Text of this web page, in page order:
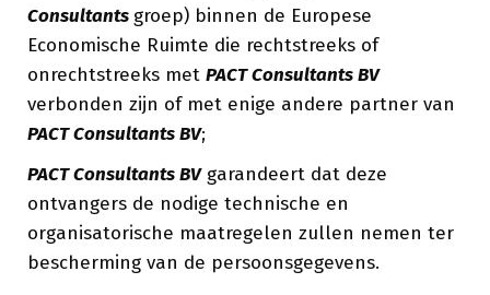
Consultants groep) binnen de Europese
Economische Ruimte die rechtstreeks of
onrechtstreeks met PACT Consultants BV
verbonden zijn of met enige andere partner van
PACT Consultants BV;
PACT Consultants BVgarandeert dat deze
ontvangers de nodige technische en
organisatorische maatregelen zullen nemen ter
bescherming van de persoonsgegevens.